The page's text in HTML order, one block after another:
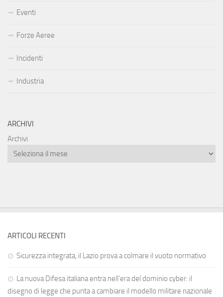
Eventi
Forze Aeree
Incidenti
Industria
ARCHIVI
Archivi
ARTICOLI RECENTI
Sicurezza integrata, il Lazio prova a colmare il vuoto normativo
La nuova Difesa italiana entra nell’era del dominio cyber: il
disegno di legge che punta a cambiare il modello militare nazionale